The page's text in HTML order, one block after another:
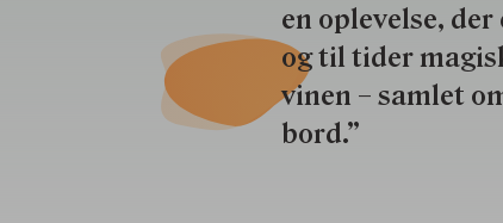
en oplevelse,
og til tider
vinen – samlet
bord.”